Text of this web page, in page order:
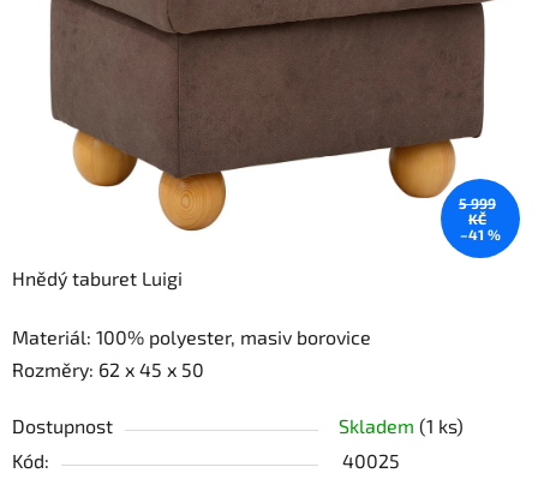
Hnědý taburet Luigi
Materiál: 100% polyester, masiv borovice
Rozměry: 62 x 45 x 50
Dostupnost Skladem (1 ks)
Kód:
40025
5 999
KČ
–41 %